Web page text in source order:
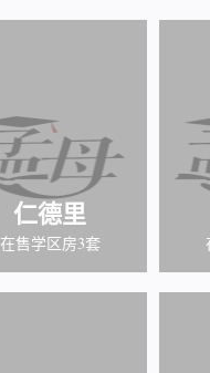
仁德里
在售学区房3套